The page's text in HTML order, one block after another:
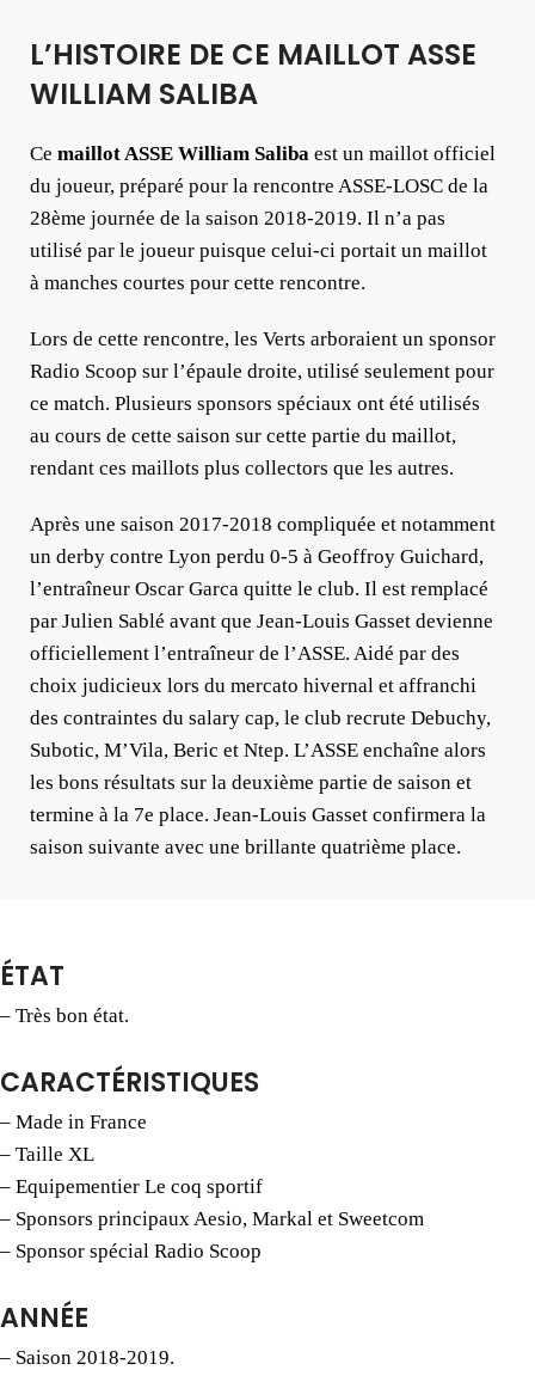
L’HISTOIRE DE CE MAILLOT ASSE
WILLIAM SALIBA
Ce maillot ASSE William Saliba est un maillot officiel
du joueur, préparé pour la rencontre ASSE-LOSC de la
28ème journée de la saison 2018-2019. Il n’a pas
utilisé par le joueur puisque celui-ci portait un maillot
à manches courtes pour cette rencontre.
Lors de cette rencontre, les Verts arboraient un sponsor
Radio Scoop sur l’épaule droite, utilisé seulement pour
ce match. Plusieurs sponsors spéciaux ont été utilisés
au cours de cette saison sur cette partie du maillot,
rendant ces maillots plus collectors que les autres.
Après une saison 2017-2018 compliquée et notamment
un derby contre Lyon perdu 0-5 à Geoffroy Guichard,
l’entraîneur Oscar Garca quitte le club. Il est remplacé
par Julien Sablé avant que Jean-Louis Gasset devienne
officiellement l’entraîneur de l’ASSE. Aidé par des
choix judicieux lors du mercato hivernal et affranchi
des contraintes du salary cap, le club recrute Debuchy,
Subotic, M’Vila, Beric et Ntep. L’ASSE enchaîne alors
les bons résultats sur la deuxième partie de saison et
termine à la 7e place. Jean-Louis Gasset confirmera la
saison suivante avec une brillante quatrième place.
ÉTAT
– Très bon état.
CARACTÉRISTIQUES
– Made in France
– Taille XL
– Equipementier Le coq sportif
– Sponsors principaux Aesio, Markal et Sweetcom
– Sponsor spécial Radio Scoop
ANNÉE
– Saison 2018-2019.